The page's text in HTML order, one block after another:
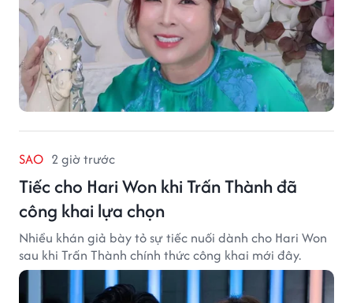
SAO 2 giờ trước
Tiếc cho Hari Won khi Trấn Thành đã
công khai lựa chọn
Nhiều khán giả bày tỏ sự tiếc nuối dành cho Hari Won
sau khi Trấn Thành chính thức công khai mới đây.